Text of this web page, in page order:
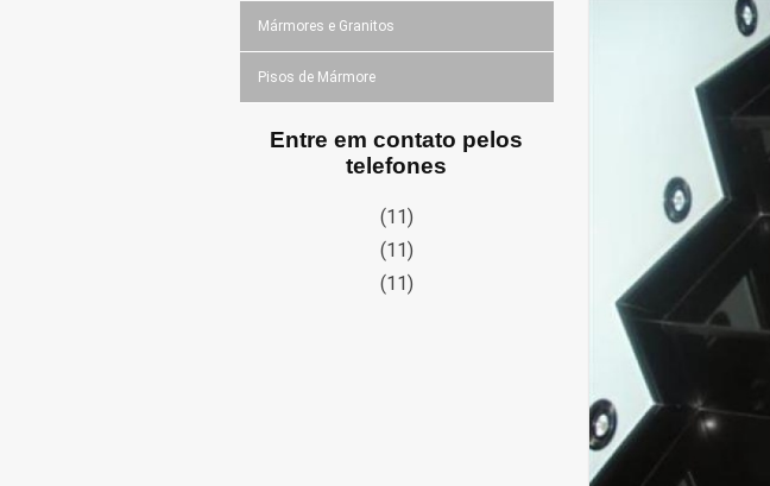
Mármores e Granitos
Pisos de Mármore
Entre em contato pelos
telefones
(11)
(11)
(11)